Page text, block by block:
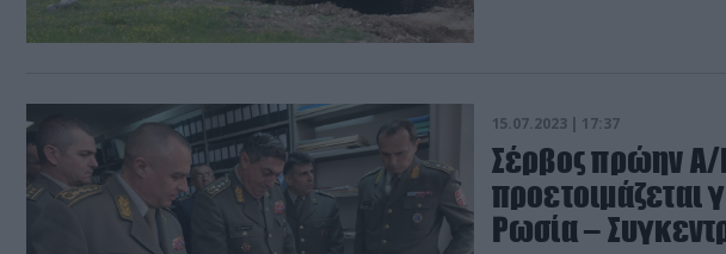
15.07.2023 | 17:37
Σέρβος πρώην Α/
προετοιμάζεται
Ρωσία –